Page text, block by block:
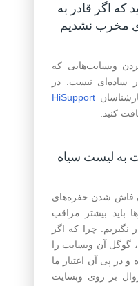
که اگر قادر به
مخرب نشدیم
وبسایت‌هایی که
ساده‌ای نیست. در
کنید.
به لیست سیاه
فاش شدن حفره‌های
باید بیشتر مراقب
نگیریم. چرا که اگر
گوگل آن وبسایت را
در پی آن اعتبار ما
بر روی وبسایت